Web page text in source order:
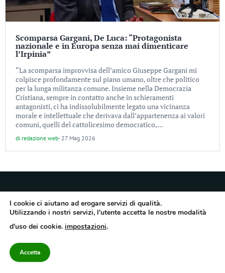
Scomparsa Gargani, De Luca: “Protagonista
nazionale e in Europa senza mai dimenticare
l’Irpinia”
“La scomparsa improvvisa dell’amico Giuseppe Gargani mi
colpisce profondamente sul piano umano, oltre che politico
per la lunga militanza comune. Insieme nella Democrazia
Cristiana, sempre in contatto anche in schieramenti
antagonisti, ci ha indissolubilmente legato una vicinanza
morale e intellettuale che derivava dall’appartenenza ai valori
comuni, quelli del cattolicesimo democratico,...
di redazione web- 27 Mag 2026
Quotidiano dell’Irpinia, a diffusione regionale. Reg. Trib. di Avellino n.7/12 del
10/9/2012. Iscritto nel Registro Operatori di Comunicazione al n.7671
Avellino – Cap.Soc. 20.000 € – REA 187346 – PI/CF. Reg. naz. stampa 10218/99
I cookie ci aiutano ad erogare servizi di qualità.
Utilizzando i nostri servizi, l'utente accetta le nostre modalità
d'uso dei cookie. impostazioni.
Accetta